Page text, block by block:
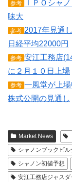
参考
ＩＰＯシャ
味大
参考 2017年見通
日経平均22000円
参考 安江工務店
に２月１０日上場
参考 一風堂が上
株式公開の見通し
Market News
シャノンブックビ
シャノン初値予想
安江工務店ジャスダ